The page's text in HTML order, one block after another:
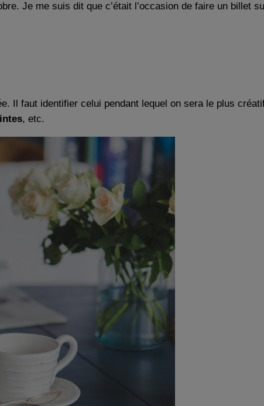
Je me suis dit que c’était l’occasion de faire un billet
Il faut identifier celui pendant lequel on sera le plus
, etc.